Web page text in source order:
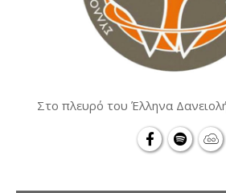
Στο πλευρό του Έλληνα